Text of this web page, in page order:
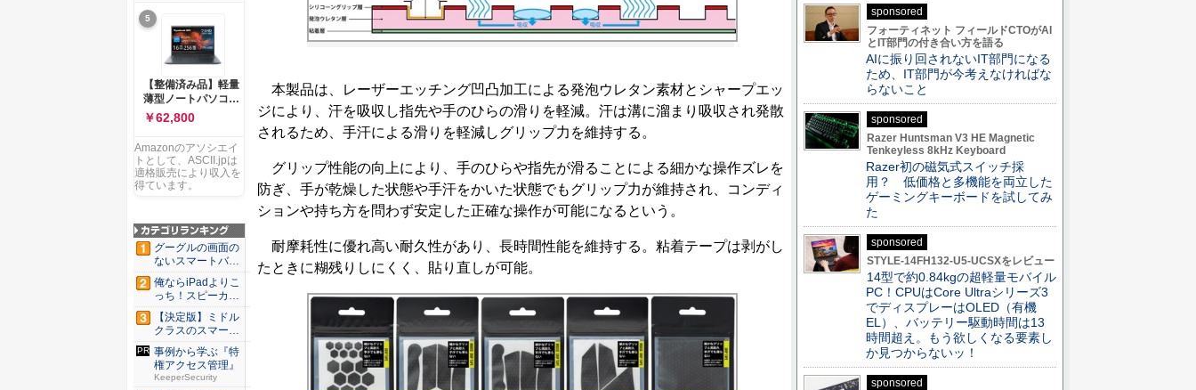
本製品は、レーザーエッチング凹凸加工による発泡ウレタン素材とシャープエッ
ジにより、汗を吸収し指先や手のひらの滑りを軽減。汗は溝に溜まり吸収され発散
されるため、手汗による滑りを軽減しグリップ力を維持する。
グリップ性能の向上により、手のひらや指先が滑ることによる細かな操作ズレを
防ぎ、手が乾燥した状態や手汗をかいた状態でもグリップ力が維持され、コンディ
ションや持ち方を問わず安定した正確な操作が可能になるという。
耐摩耗性に優れ高い耐久性があり、長時間性能を維持する。粘着テープは剥がし
たときに糊残りしにくく、貼り直しが可能。
ンチ AMD Ryzen 7
170 メモリ16GB
SSD 512GB
Microsoft 365
Personal (24か月版)
搭載 Windows 11 重
量1.7kg Wi-Fi 6E ク
ワイエットブルー
M1502NAQ-
5
【整備済み品】軽量
薄型ノートパソコン
dynabook G83 ■
13.3型
FHD(1920x1080) -
高性能第11世代Core
i5-1135G7 - メモリ
16GB - SSD 256GB
USB Type-C - MS
Office 2021 - Win11
搭載
￥62,800
Amazonのアソシエイ
トとして、ASCII.jpは
適格販売により収入を
得ています。
グーグルの画面の
ないスマートバン
ド「Go...
俺ならiPadよりこ
っち！スピーカー
9個...
【決定版】ミドル
クラスのスマート
フォンの...
事例から学ぶ『特
権アクセス管理』
KeeperSecurity
sponsored
フォーティネット フィールドCTOがAI
とIT部門の付き合い方を語る
AIに振り回されないIT部門になる
ため、IT部門が今考えなければな
らないこと
sponsored
Razer Huntsman V3 HE Magnetic
Tenkeyless 8kHz Keyboard
Razer初の磁気式スイッチ採
用？ 低価格と多機能を両立した
ゲーミングキーボードを試してみ
た
sponsored
STYLE-14FH132-U5-UCSXをレビュー
14型で約0.84kgの超軽量モバイル
PC！CPUはCore Ultraシリーズ3
でディスプレーはOLED（有機
EL）、バッテリー駆動時間は13
時間超え。もう欲しくなる要素し
か見つからないッ！
sponsored